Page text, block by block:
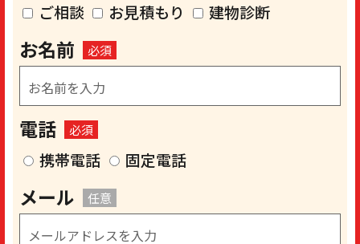
ご相談 お見積もり 建物診断
お名前 必須
電話 必須
携帯電話 固定電話
メール 任意